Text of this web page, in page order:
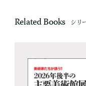
Related Books シリ